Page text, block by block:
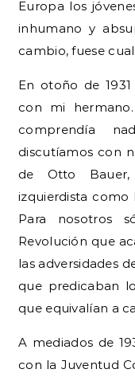
Europa los
inhumano y
cambio, fuese cual
En otoño de
con mi
comprendía
discutíamos con
de Otto
izquierdista como
Para nosotros
Revolución que
las adversidades
que predicaban
que equivalían a
A mediados de
con la Juventud